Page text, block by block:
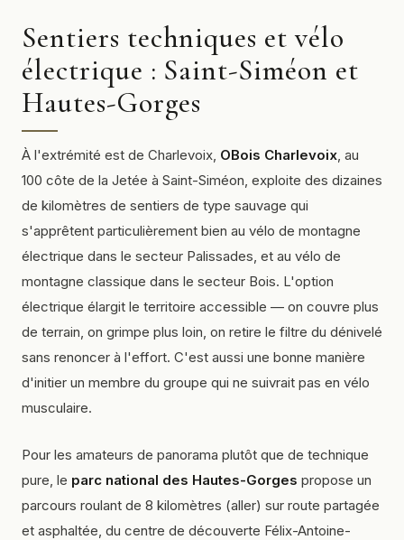
Sentiers techniques et vélo
électrique : Saint-Siméon et
Hautes-Gorges
À l'extrémité est de Charlevoix, OBois Charlevoix, au
100 côte de la Jetée à Saint-Siméon, exploite des dizaines
de kilomètres de sentiers de type sauvage qui
s'apprêtent particulièrement bien au vélo de montagne
électrique dans le secteur Palissades, et au vélo de
montagne classique dans le secteur Bois. L'option
électrique élargit le territoire accessible — on couvre plus
de terrain, on grimpe plus loin, on retire le filtre du dénivelé
sans renoncer à l'effort. C'est aussi une bonne manière
d'initier un membre du groupe qui ne suivrait pas en vélo
musculaire.
Pour les amateurs de panorama plutôt que de technique
pure, le parc national des Hautes-Gorges propose un
parcours roulant de 8 kilomètres (aller) sur route partagée
et asphaltée, du centre de découverte Félix-Antoine-